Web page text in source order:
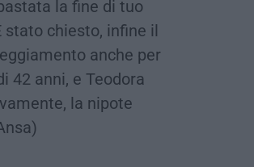
la fine di tuo
stato chiesto, infine il
anche per
42 anni, e Teodora
la nipote